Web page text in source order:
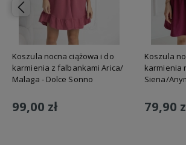
Koszula nocna ciążowa i do
karmienia z falbankami Arica/
Malaga - Dolce Sonno
99,00 zł
Koszula
karmienia
Siena/
79,90